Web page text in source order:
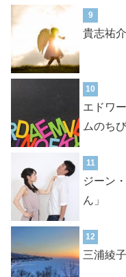
9
貴志祐
10
エドワ
ムのち
11
ジーン
ん」
12
三浦綾